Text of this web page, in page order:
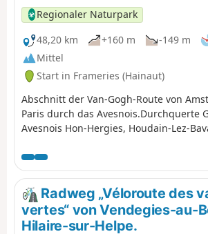
Regionaler Naturpark
48,20 km
+160 m -149 m
Mittel
Start in Frameries (Hainaut)
Abschnitt der Van-Gogh-Route von
Paris durch das Avesnois.Durchquerte
Avesnois Hon-Hergies, Houdain-Lez-
Catillon-sur-Sambre.
Radweg „Véloroute des
vertes“ von Vendegies-au-
Hilaire-sur-Helpe.